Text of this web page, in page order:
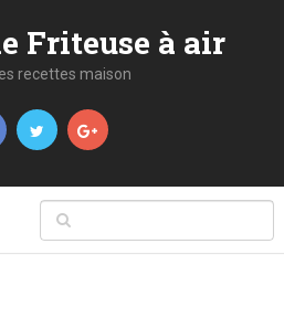
Friteuse à air
recettes maison